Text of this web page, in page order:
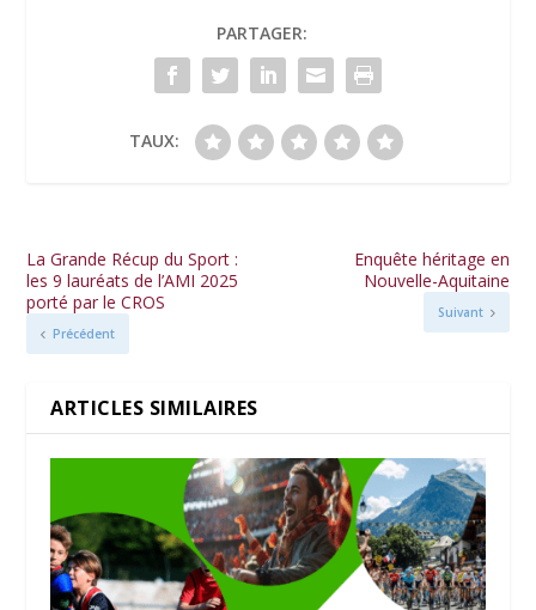
PARTAGER:
TAUX:
La Grande Récup du Sport :
les 9 lauréats de l’AMI 2025
porté par le CROS
Précédent
Enquête héritage en
Nouvelle-Aquitaine
Suivant
ARTICLES SIMILAIRES